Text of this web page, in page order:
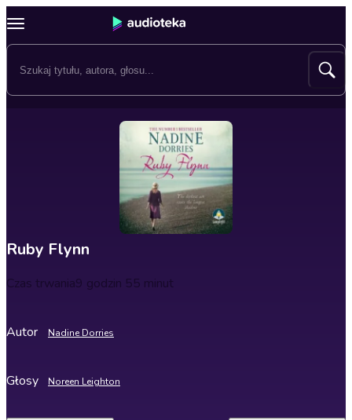
Ruby Flynn
Czas trwania9 godzin 55 minut
Autor Nadine Dorries
Głosy Noreen Leighton